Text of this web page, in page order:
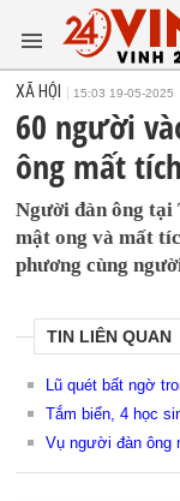
XÃ HỘI 15:03 19-05-2025
60 người
ông mất
Người đàn ông tại
mật ong và mất
phương cùng
TIN LIÊN QUAN
Lũ quét bất ngờ
Tắm biển, 4 học
Vụ người đàn ông